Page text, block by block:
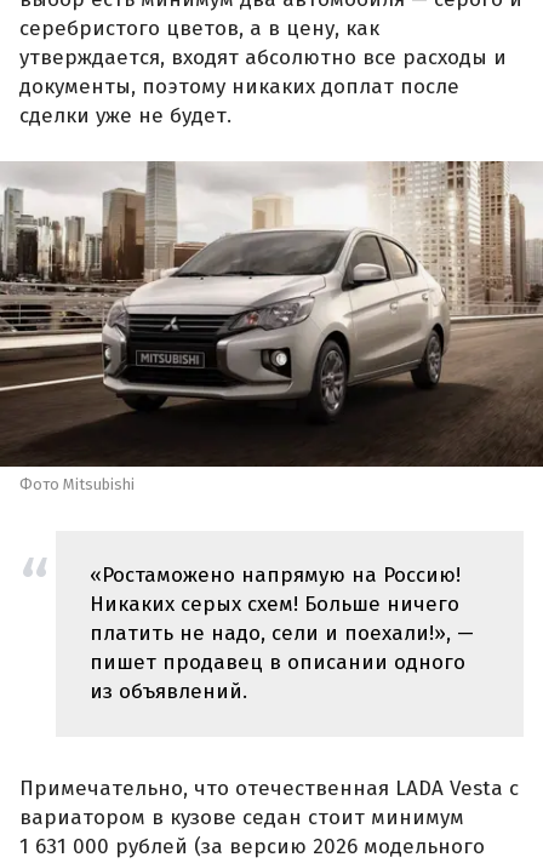
серебристого цветов, а в цену, как
утверждается, входят абсолютно все расходы и
документы, поэтому никаких доплат после
сделки уже не будет.
Фото Mitsubishi
«Ростаможено напрямую на Россию!
Никаких серых схем! Больше ничего
платить не надо, сели и поехали!», —
пишет продавец в описании одного
из объявлений.
Примечательно, что отечественная LADA Vesta с
вариатором в кузове седан стоит минимум
1 631 000 рублей (за версию 2026 модельного